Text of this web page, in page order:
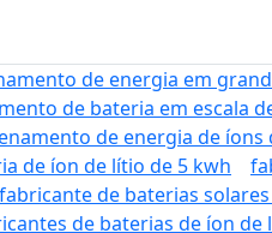
de energia em
de bateria em escala
de energia de íons
de íon de lítio de 5 kwh
fabricante de baterias
de baterias de íon de